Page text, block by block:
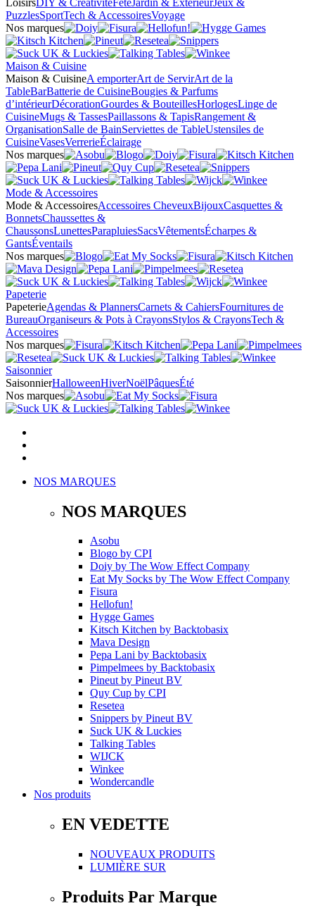
PuzzlesSportTech & AccessoiresVoyage
Nos marques
Maison & Cuisine
Maison & CuisineA emporterArt de ServirArt de la
TableBarBatterie de CuisineBougies & Parfums
d’intérieurDécorationGourdes & BouteillesHorlogesLinge de
CuisineMugs & TassesPaillassons & TapisRangement &
OrganisationSalle de BainServiettes de TableUstensiles de
CuisineVasesVerrerieÉclairage
Nos marques
Mode & Accessoires
Mode & AccessoiresAccessoires CheveuxBijouxCasquettes &
BonnetsChaussettes &
ChaussonsLunettesParapluiesSacsVêtementsÉcharpes &
GantsÉventails
Nos marques
Papeterie
PapeterieAgendas & PlannersCarnets & CahiersFournitures de
BureauOrganiseurs & Pots à CrayonsStylos & CrayonsTech &
Accessoires
Nos marques
Saisonnier
SaisonnierHalloweenHiverNoëlPâquesÉté
Nos marques
NOS MARQUES
NOS MARQUES
Asobu
Blogo by CPI
Doiy by The Wow Effect Company
Eat My Socks by The Wow Effect Company
Fisura
Hellofun!
Hygge Games
Kitsch Kitchen by Backtobasix
Mava Design
Pepa Lani by Backtobasix
Pimpelmees by Backtobasix
Pineutby Pineut BV
Quy Cup by CPI
Resetea
Snippers by Pineut BV
Suck UK & Luckies
Talking Tables
WIJCK
Winkee
Wondercandle
Nos produits
EN VEDETTE
NOUVEAUX PRODUITS
LUMIÈRE SUR
Produits Par Marque